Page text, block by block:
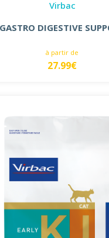
Virbac
DIGESTIVE
à partir de
27.99€